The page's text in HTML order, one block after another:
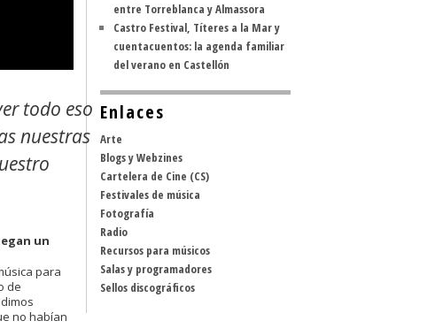
todo eso
nuestras
un
para
de
no habían
entre Torreblanca y Almassora
Castro Festival, Títeres a la Mar y
cuentacuentos: la agenda familiar
del verano en Castellón
Enlaces
Arte
Blogs y Webzines
Cartelera de Cine (CS)
Festivales de música
Fotografía
Radio
Recursos para músicos
Salas y programadores
Sellos discográficos